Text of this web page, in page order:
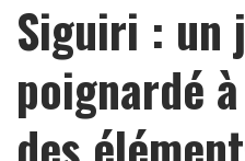
Siguiri : un
poignardé